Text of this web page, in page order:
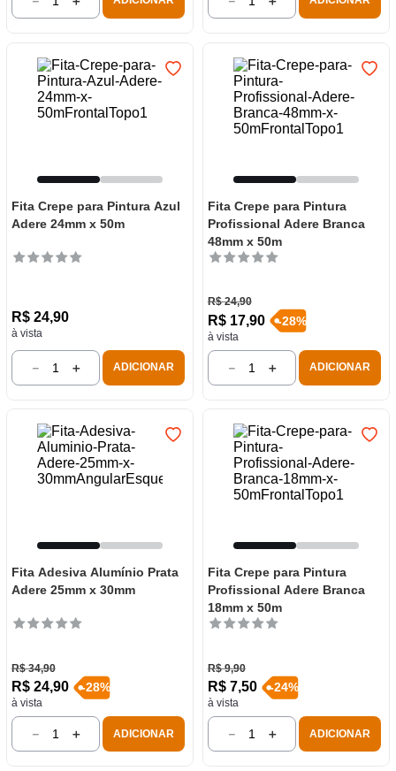
Fita Crepe para Pintura Azul
Adere 24mm x 50m
R$ 24,90
à vista
＋
－ ADICIONAR
Fita Crepe para Pintura
Profissional Adere Branca
48mm x 50m
R$ 24,90
R$ 17,90
à vista
-28%
＋
－ ADICIONAR
Fita Adesiva Alumínio Prata
Adere 25mm x 30mm
R$ 34,90
R$ 24,90
à vista
-28%
＋
－ ADICIONAR
Fita Crepe para Pintura
Profissional Adere Branca
18mm x 50m
R$ 9,90
R$ 7,50
à vista
-24%
＋
－ ADICIONAR